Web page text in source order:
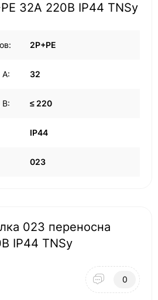
32А 220В IP44 TNSy
2Р+РЕ
А: 32
В: ≤ 220
IP44
023
023 переносна
IP44 TNSy
0